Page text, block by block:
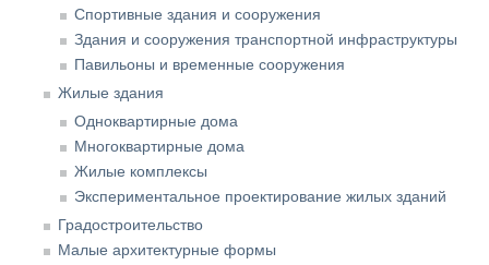
Спортивные здания и сооружения
Здания и сооружения транспортной инфраструктуры
Павильоны и временные сооружения
Жилые здания
Одноквартирные дома
Многоквартирные дома
Жилые комплексы
Экспериментальное проектирование жилых зданий
Градостроительство
Малые архитектурные формы